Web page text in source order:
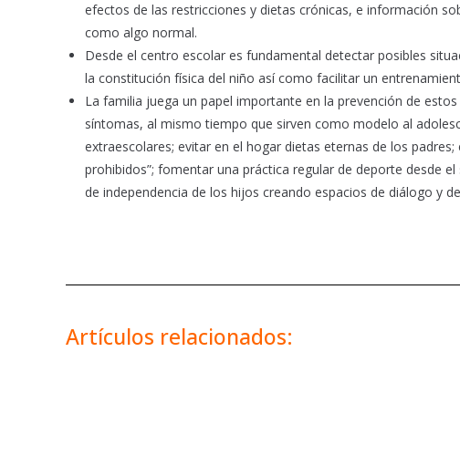
efectos de las restricciones y dietas crónicas, e información
como algo normal.
Desde el centro escolar es fundamental detectar posibles
la constitución física del niño así como facilitar un
La familia juega un papel importante en la prevención de
síntomas, al mismo tiempo que sirven como modelo al
extraescolares; evitar en el hogar dietas eternas de los
prohibidos”; fomentar una práctica regular de deporte desde
de independencia de los hijos creando espacios de diálogo y
Artículos relacionados: